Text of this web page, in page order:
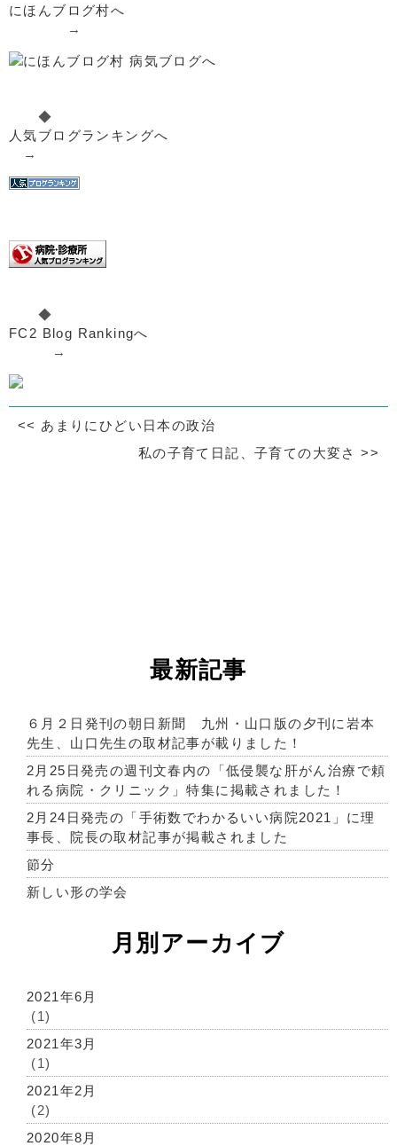
にほんブログ村へ
→
◆
人気ブログランキングへ
→
◆
FC2 Blog Rankingへ
→
<< あまりにひどい日本の政治
私の子育て日記、子育ての大変さ>>
最新記事
６月２日発刊の朝日新聞 九州・山口版の夕刊に岩本
先生、山口先生の取材記事が載りました！
2月25日発売の週刊文春内の「低侵襲な肝がん治療で頼
れる病院・クリニック」特集に掲載されました！
2月24日発売の「手術数でわかるいい病院2021」に理
事長、院長の取材記事が掲載されました
節分
新しい形の学会
月別アーカイブ
2021年6月
(1)
2021年3月
(1)
2021年2月
(2)
2020年8月